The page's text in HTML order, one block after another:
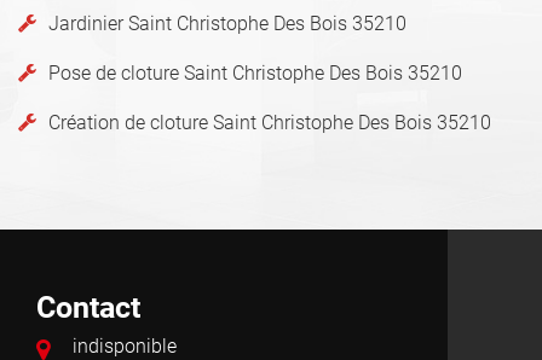
Jardinier Saint Christophe Des Bois 35210
Pose de cloture Saint Christophe Des Bois 35210
Création de cloture Saint Christophe Des Bois 35210
Contact
indisponible